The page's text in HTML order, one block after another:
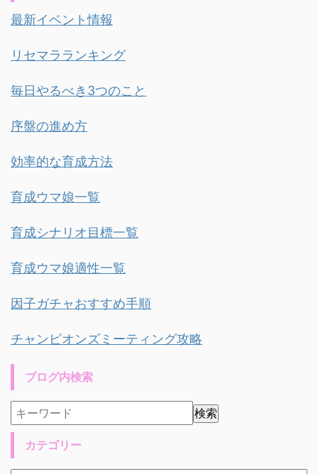
最新イベント情報
リセマラランキング
毎日やるべき3つのこと
序盤の進め方
効率的な育成方法
育成ウマ娘一覧
育成シナリオ目標一覧
育成ウマ娘適性一覧
因子ガチャおすすめ手順
チャンピオンズミーティング攻略
ブログ内検索
カテゴリー